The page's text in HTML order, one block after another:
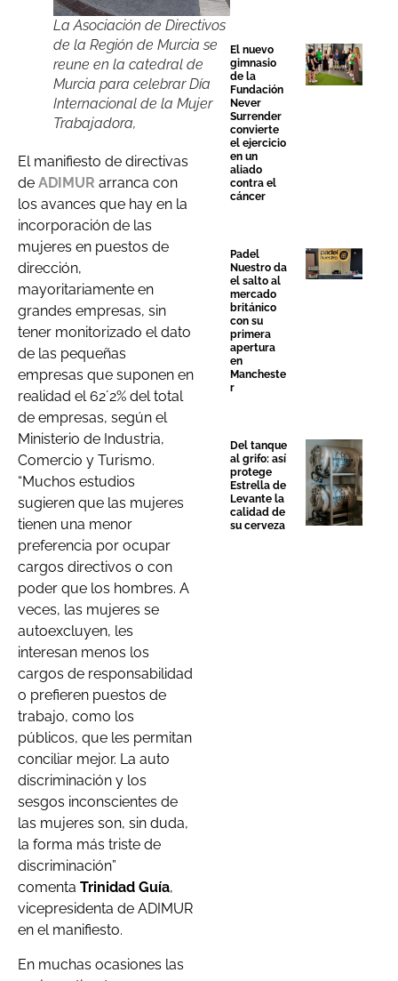
La Asociación de Directivos
de la Región de Murcia se
reune en la catedral de
Murcia para celebrar Día
Internacional de la Mujer
Trabajadora,
El manifiesto de directivas
de ADIMUR arranca con
los avances que hay en la
incorporación de las
mujeres en puestos de
dirección,
mayoritariamente en
grandes empresas, sin
tener monitorizado el dato
de las pequeñas
empresas que suponen en
realidad el 62´2% del total
de empresas, según el
Ministerio de Industria,
Comercio y Turismo.
“Muchos estudios
sugieren que las mujeres
tienen una menor
preferencia por ocupar
cargos directivos o con
poder que los hombres. A
veces, las mujeres se
autoexcluyen, les
interesan menos los
cargos de responsabilidad
o prefieren puestos de
trabajo, como los
públicos, que les permitan
conciliar mejor. La auto
discriminación y los
sesgos inconscientes de
las mujeres son, sin duda,
la forma más triste de
discriminación”
comenta Trinidad Guía,
vicepresidenta de ADIMUR
en el manifiesto.
En muchas ocasiones las
El nuevo
gimnasio
de la
Fundación
Never
Surrender
convierte
el ejercicio
en un
aliado
contra el
cáncer
Padel
Nuestro da
el salto al
mercado
británico
con su
primera
apertura
en
Mancheste
r
Del tanque
al grifo: así
protege
Estrella de
Levante la
calidad de
su cerveza